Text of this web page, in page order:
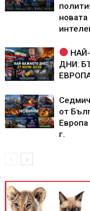
новата
ДНИ:
от
г.